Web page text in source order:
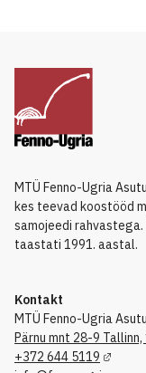
MTÜ Fenno-Ugria
kes teevad koostööd
samojeedi
taastati 1991. aastal.
Kontakt
MTÜ Fenno-Ugria
Pärnu mnt 28-9 Tallinn,
+372 644 5119